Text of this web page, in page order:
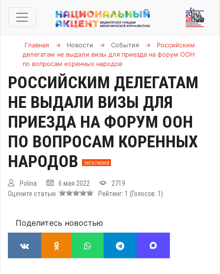
Главная → Новости → События →
Российским
делегатам не выдали визы для приезда на форум ООН
по вопросам коренных народов
РОССИЙСКИМ ДЕЛЕГАТАМ
НЕ ВЫДАЛИ ВИЗЫ ДЛЯ
ПРИЕЗДА НА ФОРУМ ООН
ПО ВОПРОСАМ КОРЕННЫХ
НАРОДОВ
ЭКСКЛЮЗИВ
Polina 6 мая 2022
2719
Оцените статью
Рейтинг: 1 (Голосов: 1 )
Поделитесь новостью